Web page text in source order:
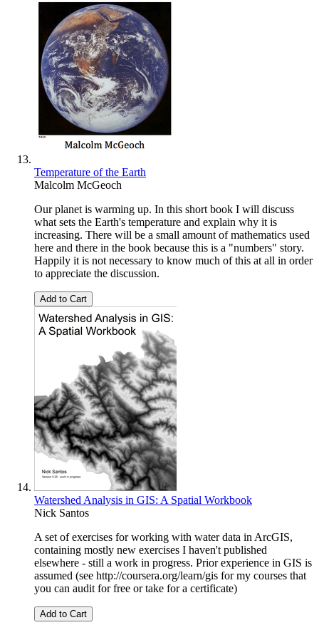
Temperature of the Earth
Malcolm McGeoch
Our planet is warming up. In this short book I will discuss
what sets the Earth's temperature and explain why it is
increasing. There will be a small amount of mathematics used
here and there in the book because this is a "numbers" story.
Happily it is not necessary to know much of this at all in order
to appreciate the discussion.
Add to Cart
Watershed Analysis in GIS: A Spatial Workbook
Nick Santos
A set of exercises for working with water data in ArcGIS,
containing mostly new exercises I haven't published
elsewhere - still a work in progress. Prior experience in GIS is
assumed (see http://coursera.org/learn/gis for my courses that
you can audit for free or take for a certificate)
Add to Cart